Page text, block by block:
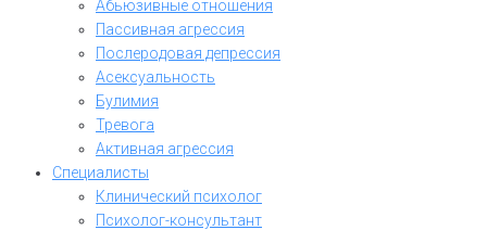
Абьюзивные отношения
Пассивная агрессия
Послеродовая депрессия
Асексуальность
Булимия
Тревога
Активная агрессия
Специалисты
Клинический психолог
Психолог-консультант